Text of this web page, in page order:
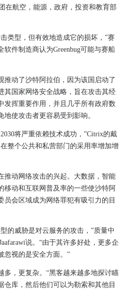
在航空，能源，政府，投资和教育部
类型，但有效地造成它的损坏，”赛
软件制造商认为Greenbug可能与赛船
推动了沙特阿拉伯，因为该国启动了
其国家网络安全战略，旨在攻击其经
发挥重要作用，并且几乎所有政府数
使攻击者更容易受到影响。
将严重依赖技术成功，”Citrix的戴
整个公共和私营部门的采用率增加增
推动网络攻击的兴起。大数据，智能
移动和互联网普及率的一些使沙特阿
员会区域成为网络罪犯有吸引力的目
的威胁是对云服务的攻击，”质量中
说。“由于其许多好处，更多企
忽视的是安全方面。”
多，更复杂。“黑客越来越多地探讨瞄
仓库，然后他们可以为勒索和其他目